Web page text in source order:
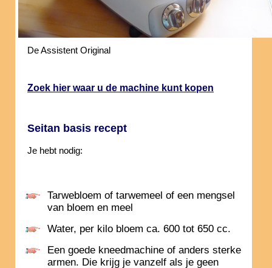
De Assistent Original
Zoek hier waar u de machine kunt kopen
Seitan basis recept
Je hebt nodig:
Tarwebloem of tarwemeel of een mengsel
van bloem en meel
Water, per kilo bloem ca. 600 tot 650 cc.
Een goede kneedmachine of anders sterke
armen. Die krijg je vanzelf als je geen